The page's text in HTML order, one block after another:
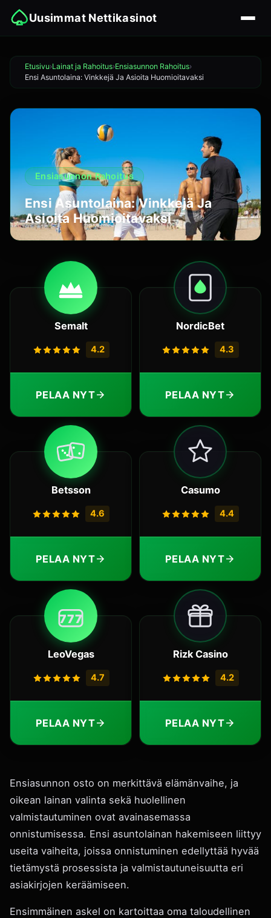
Uusimmat Nettikasinot
Etusivu Lainat ja Rahoitus Ensiasunnon Rahoitus
Ensi Asuntolaina: Vinkkejä Ja Asioita Huomioitavaksi
Ensiasunnon Rahoitus
Ensi Asuntolaina: Vinkkejä Ja
Asioita Huomioitavaksi
Semalt
4.2
PELAA NYT
NordicBet
4.3
PELAA NYT
Betsson
4.6
PELAA NYT
Casumo
4.4
PELAA NYT
777
LeoVegas
4.7
PELAA NYT
Rizk Casino
4.2
PELAA NYT
Ensiasunnon osto on merkittävä elämänvaihe, ja
oikean lainan valinta sekä huolellinen
valmistautuminen ovat avainasemassa
onnistumisessa. Ensi asuntolainan hakemiseen liittyy
useita vaiheita, joissa onnistuminen edellyttää hyvää
tietämystä prosessista ja valmistautuneisuutta eri
asiakirjojen keräämiseen.
Ensimmäinen askel on kartoittaa oma taloudellinen